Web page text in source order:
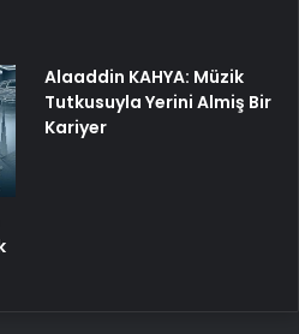
Alaaddin KAHYA: Müzik
Tutkusuyla Yerini Almiş Bir
Kariyer